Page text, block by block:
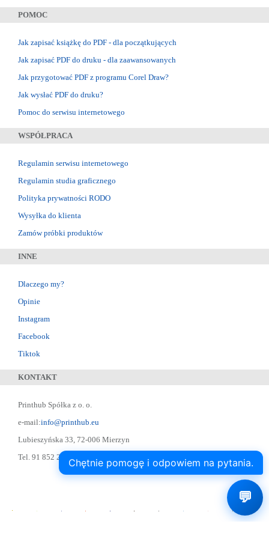
POMOC
Jak zapisać książkę do PDF - dla początkujących
Jak zapisać PDF do druku - dla zaawansowanych
Jak przygotować PDF z programu Corel Draw?
Jak wysłać PDF do druku?
Pomoc do serwisu internetowego
WSPÓŁPRACA
Regulamin serwisu internetowego
Regulamin studia graficznego
Polityka prywatności RODO
Wysyłka do klienta
Zamów próbki produktów
INNE
Dlaczego my?
Opinie
Instagram
Facebook
Tiktok
KONTAKT
Printhub Spółka z o. o.
e-mail:info@printhub.eu
Lubieszyńska 33, 72-006 Mierzyn
Tel. 91 852 22 22 ; Skype: designer75
Chętnie pomogę i odpowiem na pytania.
💬